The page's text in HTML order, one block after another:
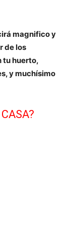
magnifico y
de los
tu huerto,
y muchísimo